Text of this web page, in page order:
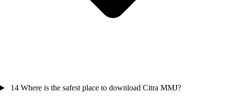
14 Where is the safest place to download Citra MMJ?